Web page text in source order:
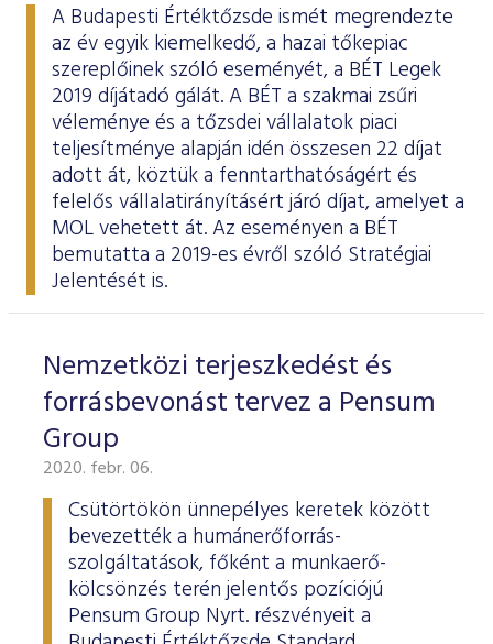
A Budapesti Értéktőzsde ismét megrendezte
az év egyik kiemelkedő, a hazai tőkepiac
szereplőinek szóló eseményét, a BÉT Legek
2019 díjátadó gálát. A BÉT a szakmai zsűri
véleménye és a tőzsdei vállalatok piaci
teljesítménye alapján idén összesen 22 díjat
adott át, köztük a fenntarthatóságért és
felelős vállalatirányításért járó díjat, amelyet a
MOL vehetett át. Az eseményen a BÉT
bemutatta a 2019-es évről szóló Stratégiai
Jelentését is.
Nemzetközi terjeszkedést és
forrásbevonást tervez a Pensum
Group
2020. febr. 06.
Csütörtökön ünnepélyes keretek között
bevezették a humánerőforrás-
szolgáltatások, főként a munkaerő-
kölcsönzés terén jelentős pozíciójú
Pensum Group Nyrt. részvényeit a